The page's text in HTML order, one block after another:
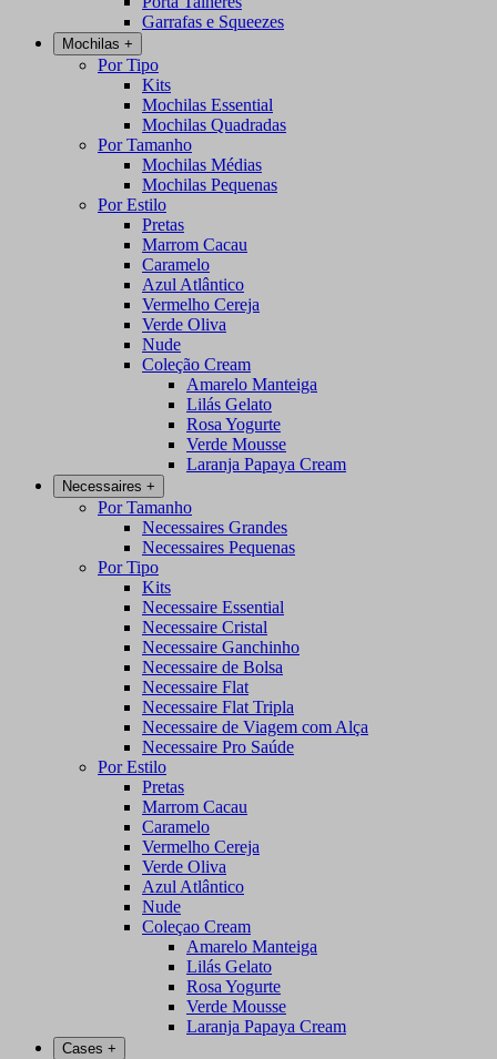
Garrafas e Squeezes
Mochilas +
Por Tipo
Kits
Mochilas Essential
Mochilas Quadradas
Por Tamanho
Mochilas Médias
Mochilas Pequenas
Por Estilo
Pretas
Marrom Cacau
Caramelo
Azul Atlântico
Vermelho Cereja
Verde Oliva
Nude
Coleção Cream
Amarelo Manteiga
Lilás Gelato
Rosa Yogurte
Verde Mousse
Laranja Papaya Cream
Necessaires +
Por Tamanho
Necessaires Grandes
Necessaires Pequenas
Por Tipo
Kits
Necessaire Essential
Necessaire Cristal
Necessaire Ganchinho
Necessaire de Bolsa
Necessaire Flat
Necessaire Flat Tripla
Necessaire de Viagem com Alça
Necessaire Pro Saúde
Por Estilo
Pretas
Marrom Cacau
Caramelo
Vermelho Cereja
Verde Oliva
Azul Atlântico
Nude
Coleçao Cream
Amarelo Manteiga
Lilás Gelato
Rosa Yogurte
Verde Mousse
Laranja Papaya Cream
Cases +